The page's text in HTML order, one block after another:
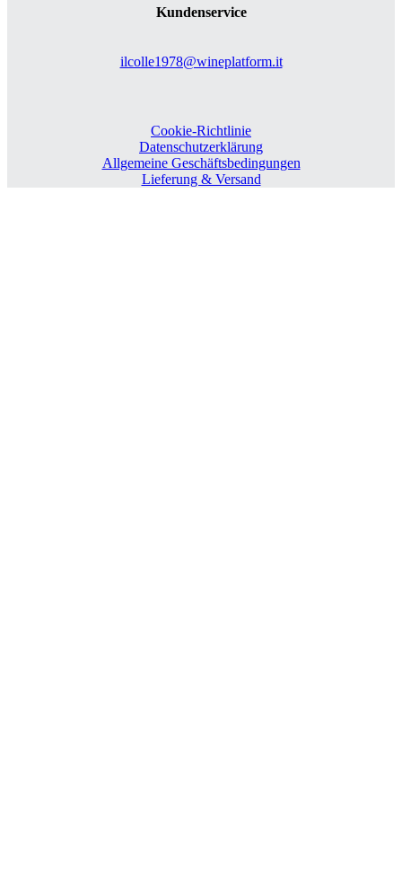
Kundenservice
ilcolle1978@wineplatform.it
Cookie-Richtlinie
Datenschutzerklärung
Allgemeine Geschäftsbedingungen
Lieferung & Versand